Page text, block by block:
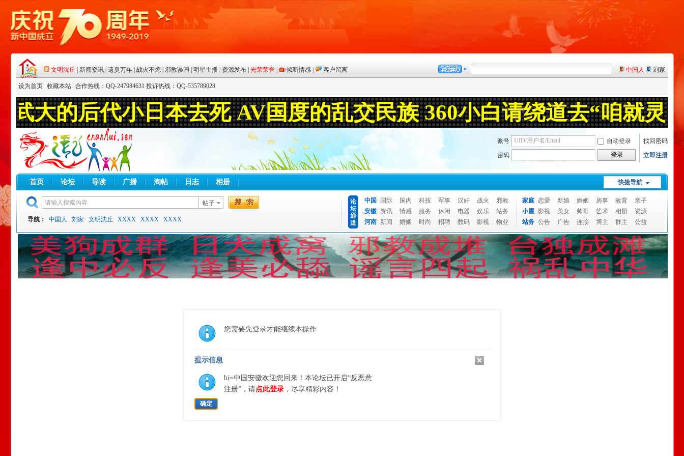
设为首页 收藏本站 合作热线：QQ-247984631 投诉热线：QQ-535789028
账号 自动登录
找回密码
密码
登录 立即注册
快捷导航
首页 论坛 导读 广播 淘帖 日志 相册
帖子
导航： 中国人 刘家 文明沈丘 XXXX XXXX XXXX
论
坛
通
道
中国 国际 国内 科技 军事 汉奸 战火
邪教
安徽 资讯 情感 服务 休闲 电器 娱乐
站务
河南 新闻 婚姻 时尚 招聘 数码 影视 物业
家庭 恋爱 新娘 婚姻 房事 教育
亲子
小屋 影视 美女 帅哥 艺术 相册
资源
站务 公告 广告 连接 博主 群主 公益
您需要先登录才能继续本操作
提示信息
hi~中国安徽欢迎您回来！本论坛已开启“反恶意
注册”，请点此登录 ，尽享精彩内容！
确定